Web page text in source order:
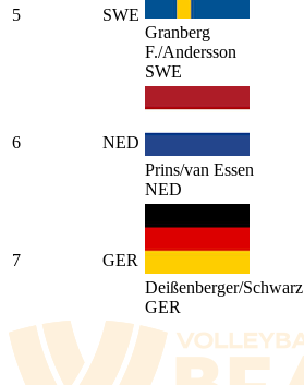
5
SWE
Granberg
F./Andersson
SWE
6
NED
Prins/van Essen
NED
7
GER
Deißenberger/Schwarz
GER